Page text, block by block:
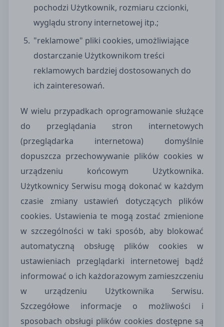
pochodzi Użytkownik, rozmiaru czcionki,
wyglądu strony internetowej itp.;
"reklamowe" pliki cookies, umożliwiające
dostarczanie Użytkownikom treści
reklamowych bardziej dostosowanych do
ich zainteresowań.
W wielu przypadkach oprogramowanie służące
do przeglądania stron internetowych
(przeglądarka internetowa) domyślnie
dopuszcza przechowywanie plików cookies w
urządzeniu końcowym Użytkownika.
Użytkownicy Serwisu mogą dokonać w każdym
czasie zmiany ustawień dotyczących plików
cookies. Ustawienia te mogą zostać zmienione
w szczególności w taki sposób, aby blokować
automatyczną obsługę plików cookies w
ustawieniach przeglądarki internetowej bądź
informować o ich każdorazowym zamieszczeniu
w urządzeniu Użytkownika Serwisu.
Szczegółowe informacje o możliwości i
sposobach obsługi plików cookies dostępne są